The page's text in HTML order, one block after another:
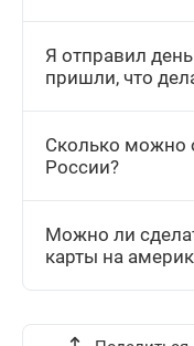
Я отправил
пришли, что
Сколько можно
России?
Можно ли
карты на